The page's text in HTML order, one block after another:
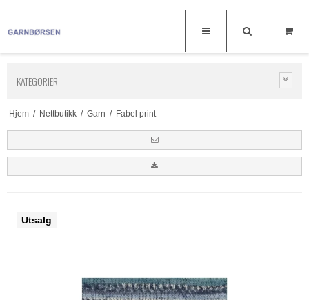
KATEGORIER
Hjem / Nettbutikk / Garn / Fabel print
Utsalg